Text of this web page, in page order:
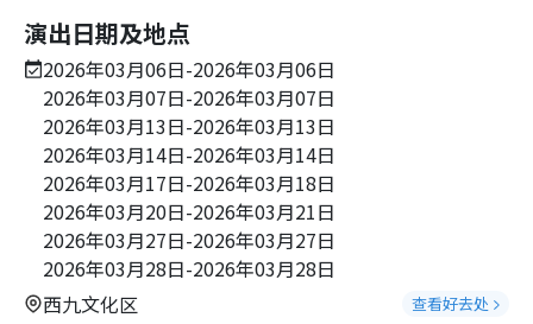
演出日期及地点
2026年03月06日-2026年03月06日
2026年03月07日-2026年03月07日
2026年03月13日-2026年03月13日
2026年03月14日-2026年03月14日
2026年03月17日-2026年03月18日
2026年03月20日-2026年03月21日
2026年03月27日-2026年03月27日
2026年03月28日-2026年03月28日
西九文化区
查看好去处